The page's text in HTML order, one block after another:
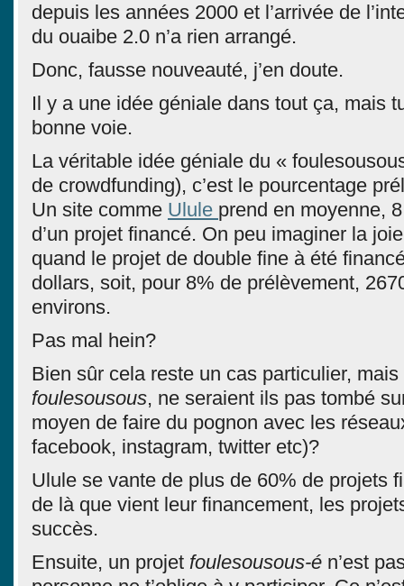
depuis les années 2000 et l’arrivée de
du ouaibe 2.0 n’a rien arrangé.
Donc, fausse nouveauté, j’en doute.
Il y a une idée géniale dans tout ça, mais
bonne voie.
La véritable idée géniale du «
de crowdfunding), c’est le pourcentage
Un site comme Ulule prend en moyenne,
d’un projet financé. On peu imaginer la
quand le projet de double fine à été
dollars, soit, pour 8% de prélèvement,
environs.
Pas mal hein?
Bien sûr cela reste un cas particulier,
foulesousous, ne seraient ils pas tombé
moyen de faire du pognon avec les
facebook, instagram, twitter etc)?
Ulule se vante de plus de 60% de projets
de là que vient leur financement, les
succès.
Ensuite, un projet foulesousous-é n’est